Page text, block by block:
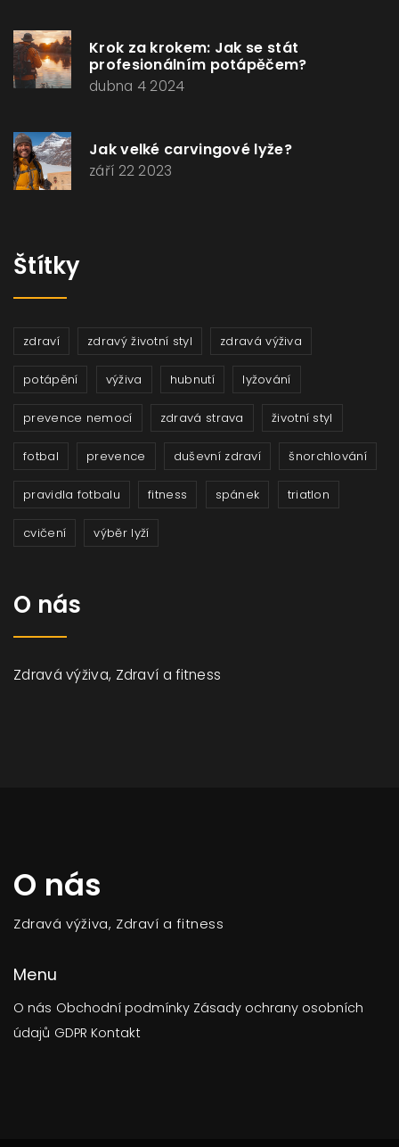
Krok za krokem: Jak se stát
profesionálním potápěčem?
dubna 4 2024
Jak velké carvingové lyže?
září 22 2023
Štítky
zdraví zdravý životní styl zdravá výživa
potápění výživa hubnutí lyžování
prevence nemocí zdravá strava životní styl
fotbal prevence duševní zdraví šnorchlování
pravidla fotbalu fitness spánek triatlon
cvičení výběr lyží
O nás
Zdravá výživa, Zdraví a fitness
O nás
Zdravá výživa, Zdraví a fitness
Menu
O nás Obchodní podmínky Zásady ochrany osobních
údajů GDPR Kontakt